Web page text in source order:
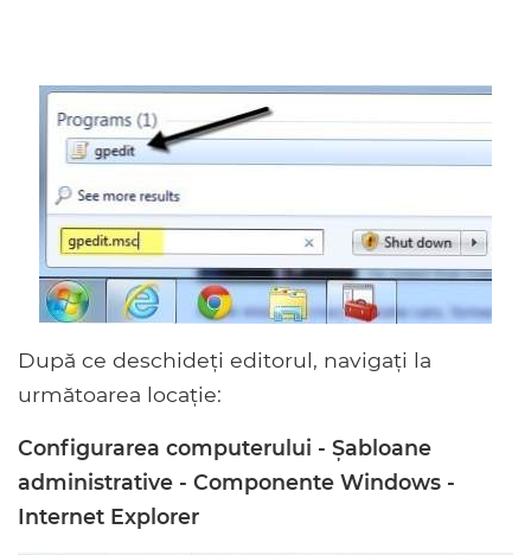
După ce deschideți editorul, navigați la
următoarea locație:
Configurarea computerului - Șabloane
administrative - Componente Windows -
Internet Explorer